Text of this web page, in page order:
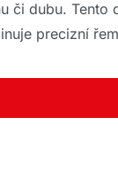
či dubu. Tento
precizní